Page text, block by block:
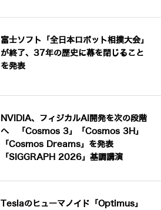
富士ソフト「全日本ロボット相撲大会」
が終了、37年の歴史に幕を閉じること
を発表
NVIDIA、フィジカルAI開発を次の段階
へ 「Cosmos 3」「Cosmos 3H」
「Cosmos Dreams」を発表
「SIGGRAPH 2026」基調講演
Teslaのヒューマノイド「Optimus」